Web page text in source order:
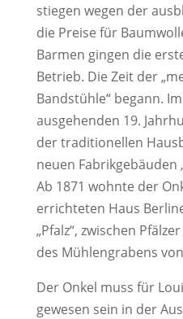
stiegen wegen der
die Preise für
Barmen gingen die
Betrieb. Die Zeit der
Bandstühle“ begann.
ausgehenden 19.
der traditionellen
neuen Fabrikgebäuden
Ab 1871 wohnte der
errichteten Haus
„Pfalz“, zwischen
des Mühlengrabens
Der Onkel muss für
gewesen sein in der